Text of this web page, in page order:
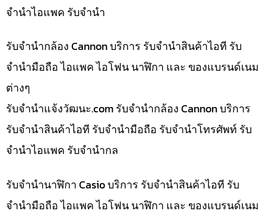
จำนำไอแพค รับจำนำ
รับจำนำกล้อง Cannon บริการ รับจำนำสินค้าไอที รับ
จำนำมือถือ ไอแพค ไอโฟน นาฬิกา และ ของแบรนด์เนม
ต่างๆ
รับจํานําแจ้งวัฒนะ.com รับจำนำกล้อง Cannon บริการ
รับจำนำสินค้าไอที รับจำนำมือถือ รับจำนำโทรศัพท์ รับ
จำนำไอแพค รับจำนำกล
รับจำนำนาฬิกา Casio บริการ รับจำนำสินค้าไอที รับ
จำนำมือถือ ไอแพค ไอโฟน นาฬิกา และ ของแบรนด์เนม